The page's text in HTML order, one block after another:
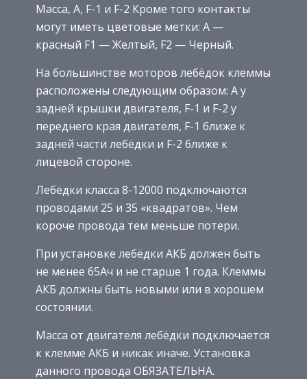
Масса, А, F-1 и F-2 Кроме того контакты
могут иметь цветовые метки: А —
красный F1 — Желтый, F2 — Черный.
На большинстве моторов лебёдок клеммы
расположены следующим образом: А у
задней крышки двигателя, F-1 и F-2 у
переднего края двигателя, F-1 ближе к
задней части лебёдки и F-2 ближе к
лицевой стороне.
Лебёдки класса 8-12000 подключаются
проводами 25 и 35 «квадратов». Чем
короче провода тем меньше потери.
При установке лебёдки АКБ должен быть
не менее 65Ач и не старше 1 года. Клеммы
АКБ должны быть новыми или в хорошем
состоянии.
Масса от двигателя лебёдки подключается
к клемме АКБ и никак иначе. Установка
данного провода ОБЯЗАТЕЛЬНА.